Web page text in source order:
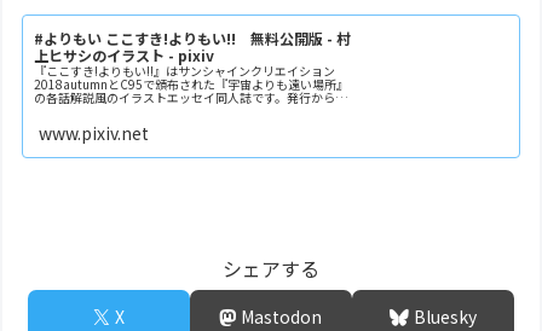
#よりもい ここすき!よりもい!! 無料公開版 - 村
上ヒサシのイラスト - pixiv
『ここすき!よりもい!!』はサンシャインクリエイション
2018autumnとC95で頒布された『宇宙よりも遠い場所』
の各話解説風のイラストエッセイ同人誌です。発行から１
www.pixiv.net
シェアする
X Mastodon Bluesky